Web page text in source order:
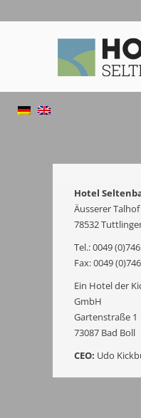
Hotel
Äusserer
78532
Tel.: 0049
Fax: 0049
Ein Hotel der
GmbH
Gartenstraße 1
73087 Bad Boll
CEO: Udo